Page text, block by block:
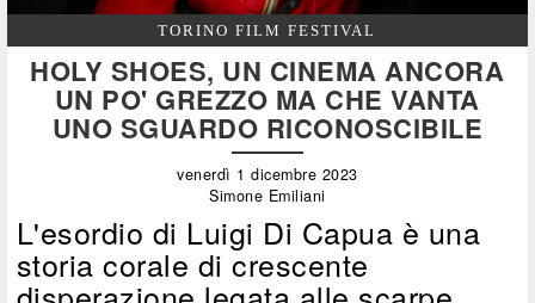
TORINO FILM FESTIVAL
HOLY SHOES, UN CINEMA ANCORA
UN PO' GREZZO MA CHE VANTA
UNO SGUARDO RICONOSCIBILE
venerdì 1 dicembre 2023
Simone Emiliani
L'esordio di Luigi Di Capua è una
storia corale di crescente